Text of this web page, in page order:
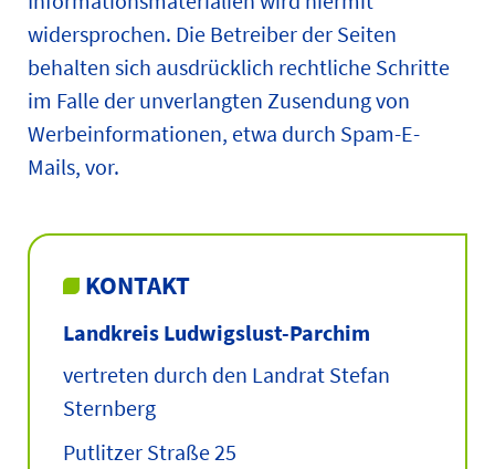
widersprochen. Die Betreiber der Seiten
behalten sich ausdrücklich rechtliche Schritte
im Falle der unverlangten Zusendung von
Werbeinformationen, etwa durch Spam-E-
Mails, vor.
KONTAKT
Landkreis Ludwigslust-Parchim
vertreten durch den Landrat Stefan
Sternberg
Putlitzer Straße 25